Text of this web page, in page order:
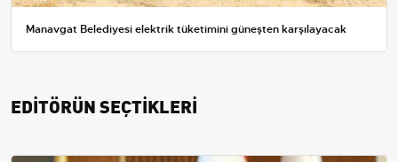
Manavgat Belediyesi elektrik tüketimini güneşten karşılayacak
EDİTÖRÜN SEÇTİKLERİ